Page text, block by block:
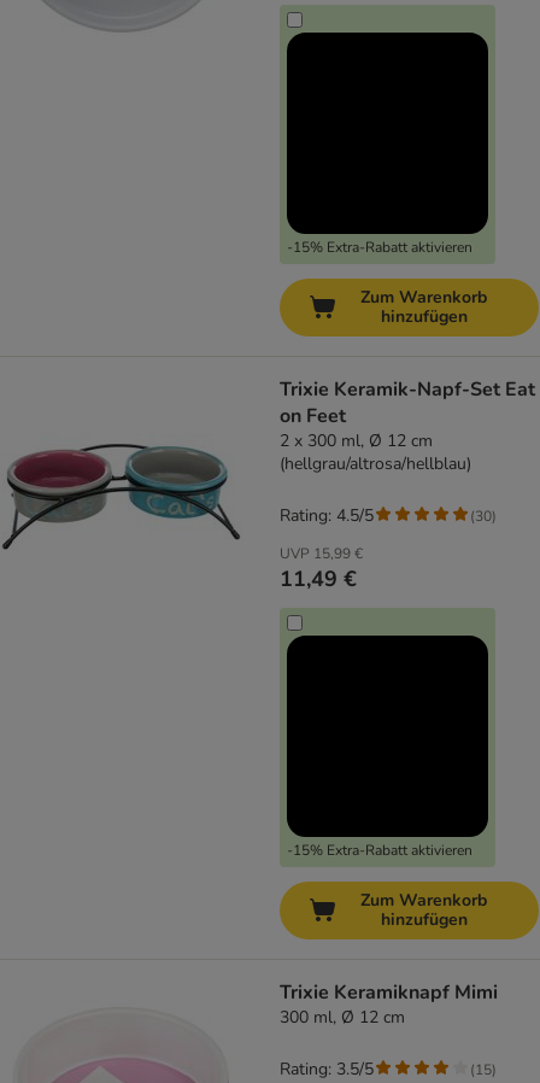
-15% Extra-Rabatt aktivieren
Zum Warenkorb
hinzufügen
Trixie Keramik-Napf-Set Eat
on Feet
2 x 300 ml, Ø 12 cm
(hellgrau/altrosa/hellblau)
UVP 15,99 €
11,49 €
-15% Extra-Rabatt aktivieren
Rating: 4.5/5 (30)
Zum Warenkorb
hinzufügen
Trixie Keramiknapf Mimi
300 ml, Ø 12 cm
Rating: 3.5/5 (15)